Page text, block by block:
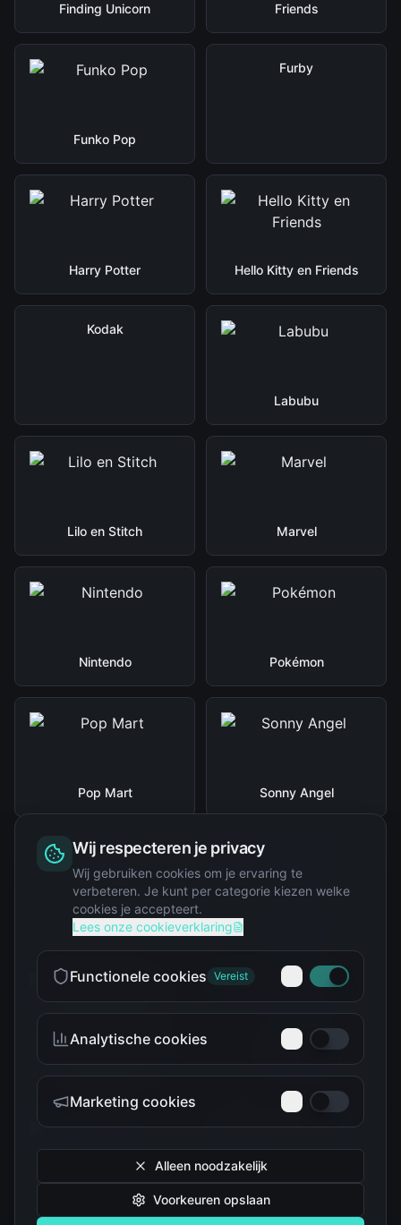
Finding Unicorn Friends
Funko Pop
Furby
Harry Potter Hello Kitty en Friends
Kodak
Labubu
Lilo en Stitch Marvel
Nintendo Pokémon
Pop Mart Sonny Angel
Squishy
The Simpsons
Troetelbeertjes
Wij respecteren je privacy
Wij gebruiken cookies om je ervaring te
verbeteren. Je kunt per categorie kiezen welke
cookies je accepteert.
Lees onze cookieverklaring
Functionele cookies Vereist
Analytische cookies
Marketing cookies
Alleen noodzakelijk
Voorkeuren opslaan